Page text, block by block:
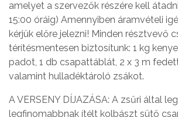
amelyet a szervezők részére kell
15:00 óráig) Amennyiben áramvételi
kérjük előre jelezni! Minden résztvevő
térítésmentesen biztosítunk: 1 kg
padot, 1 db csapattáblát, 2 x 3 m
valamint hulladéktároló zsákot.
A VERSENY DÍJAZÁSA: A zsűri által
legfinomabbnak ítélt kolbászt sütő